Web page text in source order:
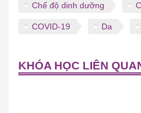
Chế độ dinh dưỡng
COVID-19 Da
KHÓA HỌC LIÊN